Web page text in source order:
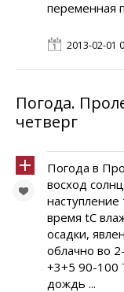
переменная
2013-02-01
Погода.
четверг
Погода в
восход
время tC
осадки,
облачно во
+3+5 90-100
дождь ...